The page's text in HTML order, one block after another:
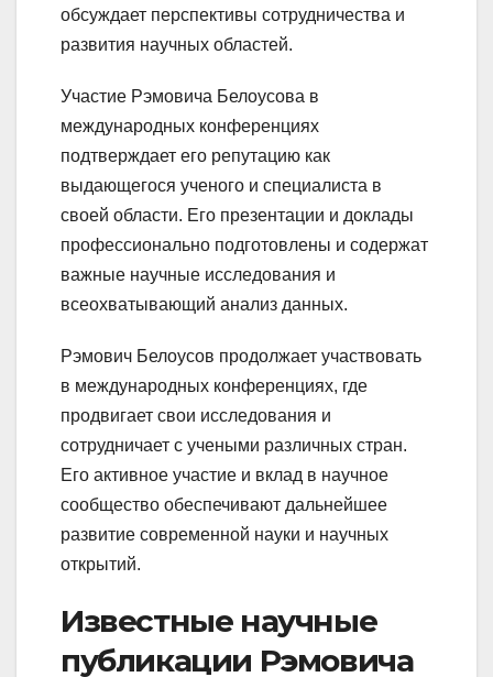
обсуждает перспективы сотрудничества и
развития научных областей.
Участие Рэмовича Белоусова в
международных конференциях
подтверждает его репутацию как
выдающегося ученого и специалиста в
своей области. Его презентации и доклады
профессионально подготовлены и содержат
важные научные исследования и
всеохватывающий анализ данных.
Рэмович Белоусов продолжает участвовать
в международных конференциях, где
продвигает свои исследования и
сотрудничает с учеными различных стран.
Его активное участие и вклад в научное
сообщество обеспечивают дальнейшее
развитие современной науки и научных
открытий.
Известные научные
публикации Рэмовича